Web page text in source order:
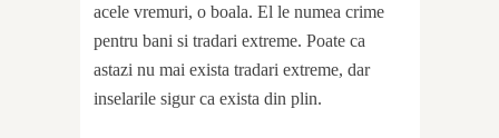
acele vremuri, o boala. El le numea crime
pentru bani si tradari extreme. Poate ca
astazi nu mai exista tradari extreme, dar
inselarile sigur ca exista din plin.